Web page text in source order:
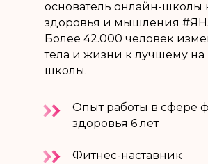
основатель онлайн-школы
здоровья и мышления
Более 42.000 человек
тела и жизни к лучшему на
школы.
Опыт работы в сфере
здоровья 6 лет
Фитнес-наставник